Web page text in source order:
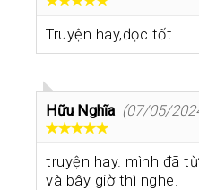
Truyện hay,đọc tốt
Hữu Nghĩa (07/05/
truyện hay. mình đã
và bây giờ thì nghe.